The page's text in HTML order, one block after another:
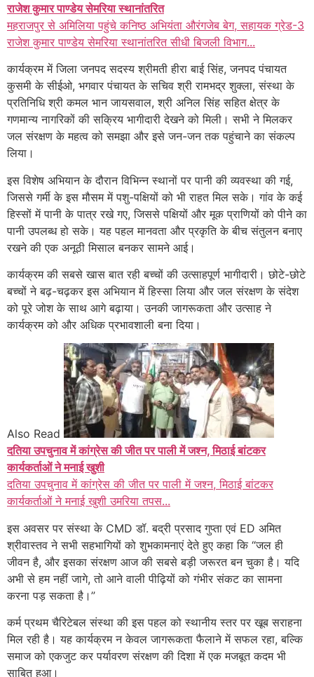
राजेश कुमार पाण्डेय सेमरिया स्थानांतरित
महराजपुर से अमिलिया पहुंचे कनिष्ठ अभियंता औरंगजेब बेग, सहायक ग्रेड-3
राजेश कुमार पाण्डेय सेमरिया स्थानांतरित सीधी बिजली विभाग...
कार्यक्रम में जिला जनपद सदस्य श्रीमती हीरा बाई सिंह, जनपद पंचायत
कुसमी के सीईओ, भगवार पंचायत के सचिव श्री रामभद्र शुक्ला, संस्था के
प्रतिनिधि श्री कमल भान जायसवाल, श्री अनिल सिंह सहित क्षेत्र के
गणमान्य नागरिकों की सक्रिय भागीदारी देखने को मिली। सभी ने मिलकर
जल संरक्षण के महत्व को समझा और इसे जन-जन तक पहुंचाने का संकल्प
लिया।
इस विशेष अभियान के दौरान विभिन्न स्थानों पर पानी की व्यवस्था की गई,
जिससे गर्मी के इस मौसम में पशु-पक्षियों को भी राहत मिल सके। गांव के कई
हिस्सों में पानी के पात्र रखे गए, जिससे पक्षियों और मूक प्राणियों को पीने का
पानी उपलब्ध हो सके। यह पहल मानवता और प्रकृति के बीच संतुलन बनाए
रखने की एक अनूठी मिसाल बनकर सामने आई।
कार्यक्रम की सबसे खास बात रही बच्चों की उत्साहपूर्ण भागीदारी। छोटे-छोटे
बच्चों ने बढ़-चढ़कर इस अभियान में हिस्सा लिया और जल संरक्षण के संदेश
को पूरे जोश के साथ आगे बढ़ाया। उनकी जागरूकता और उत्साह ने
कार्यक्रम को और अधिक प्रभावशाली बना दिया।
Also Read
दतिया उपचुनाव में कांग्रेस की जीत पर पाली में जश्न, मिठाई बांटकर
कार्यकर्ताओं ने मनाई खुशी
दतिया उपचुनाव में कांग्रेस की जीत पर पाली में जश्न, मिठाई बांटकर
कार्यकर्ताओं ने मनाई खुशी उमरिया तपस...
इस अवसर पर संस्था के CMD डॉ. बद्री प्रसाद गुप्ता एवं ED अमित
श्रीवास्तव ने सभी सहभागियों को शुभकामनाएं देते हुए कहा कि “जल ही
जीवन है, और इसका संरक्षण आज की सबसे बड़ी जरूरत बन चुका है। यदि
अभी से हम नहीं जागे, तो आने वाली पीढ़ियों को गंभीर संकट का सामना
करना पड़ सकता है।”
कर्म प्रथम चैरिटेबल संस्था की इस पहल को स्थानीय स्तर पर खूब सराहना
मिल रही है। यह कार्यक्रम न केवल जागरूकता फैलाने में सफल रहा, बल्कि
समाज को एकजुट कर पर्यावरण संरक्षण की दिशा में एक मजबूत कदम भी
साबित हुआ।